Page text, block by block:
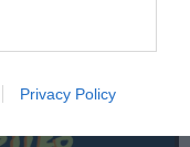
Privacy Policy